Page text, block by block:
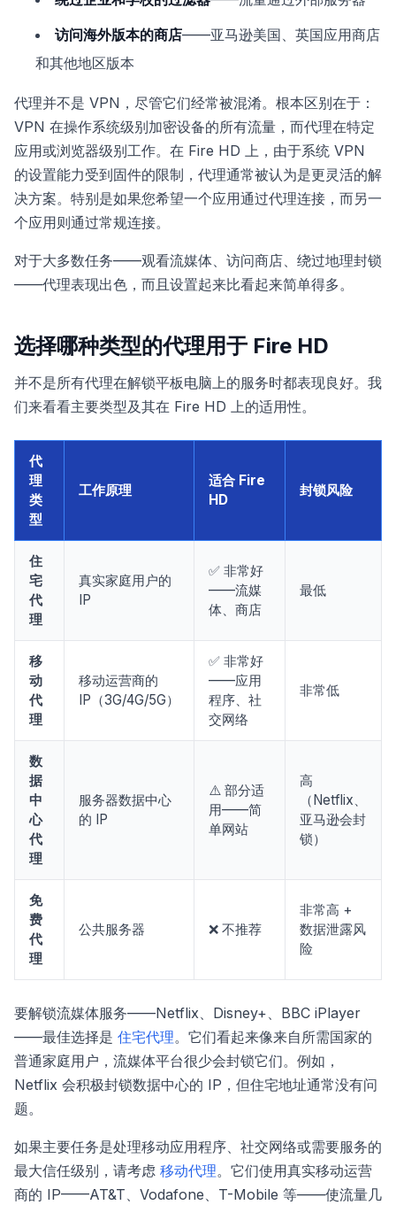
访问海外版本的商店——亚马逊美国、英国应用商店
和其他地区版本
代理并不是 VPN，尽管它们经常被混淆。根本区别在于：
VPN 在操作系统级别加密设备的所有流量，而代理在特定
应用或浏览器级别工作。在 Fire HD 上，由于系统 VPN
的设置能力受到固件的限制，代理通常被认为是更灵活的解
决方案。特别是如果您希望一个应用通过代理连接，而另一
个应用则通过常规连接。
对于大多数任务——观看流媒体、访问商店、绕过地理封锁
——代理表现出色，而且设置起来比看起来简单得多。
选择哪种类型的代理用于 Fire HD
并不是所有代理在解锁平板电脑上的服务时都表现良好。我
们来看看主要类型及其在 Fire HD 上的适用性。
代
理
类
型
工作原理
适合 Fire
HD
封锁风险
住
宅
代
理
真实家庭用户的
IP
✅ 非常好
——流媒
体、商店
最低
移
动
代
理
移动运营商的
IP（3G/4G/5G）
✅ 非常好
——应用
程序、社
交网络
非常低
数
据
中
心
代
理
服务器数据中心
的 IP
⚠️ 部分适
用——简
单网站
高
（Netflix、
亚马逊会封
锁）
免
费
代
理
公共服务器 ❌ 不推荐
非常高 +
数据泄露风
险
要解锁流媒体服务——Netflix、Disney+、BBC iPlayer
——最佳选择是 住宅代理。它们看起来像来自所需国家的
普通家庭用户，流媒体平台很少会封锁它们。例如，
Netflix 会积极封锁数据中心的 IP，但住宅地址通常没有问
题。
如果主要任务是处理移动应用程序、社交网络或需要服务的
最大信任级别，请考虑 移动代理。它们使用真实移动运营
商的 IP——AT&T、Vodafone、T-Mobile 等——使流量几